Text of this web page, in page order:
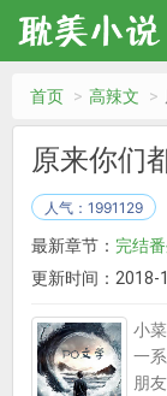
首页 高辣文
原来你们
人气：1991129
最新章节： 完结番
更新时间：2018-
小
一
朋